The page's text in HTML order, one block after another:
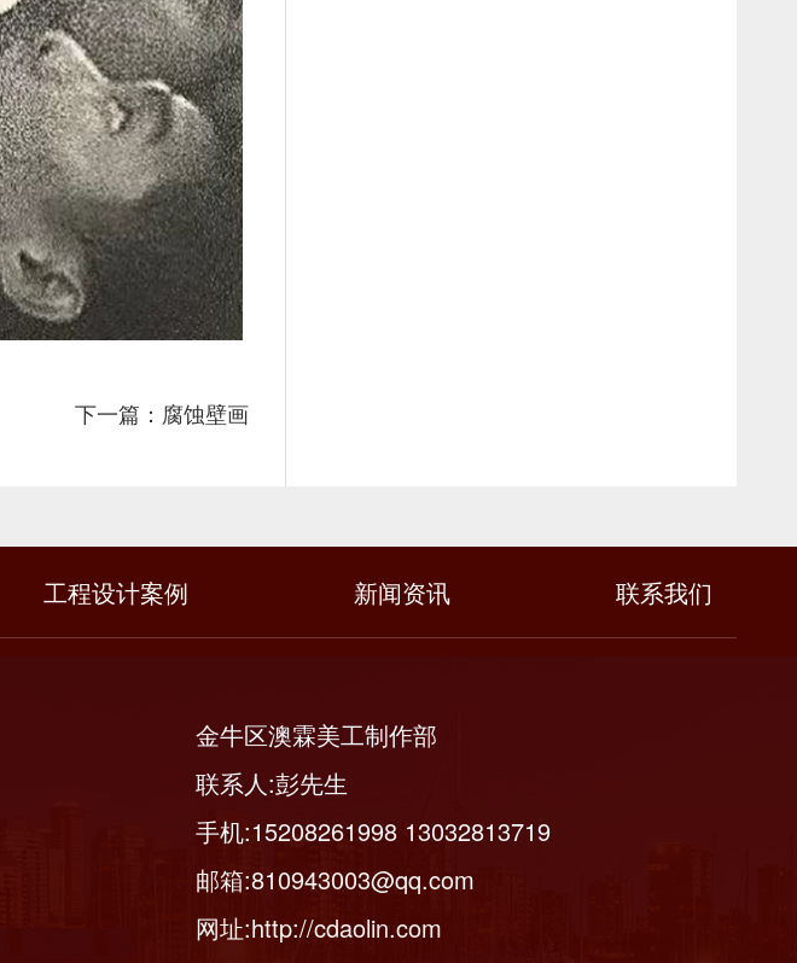
下一篇：腐蚀壁画
工程设计案例 新闻资讯 联系我们
金牛区澳霖美工制作部
联系人:彭先生
手机:15208261998 13032813719
邮箱:810943003@qq.com
网址:http://cdaolin.com